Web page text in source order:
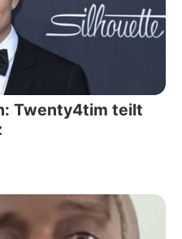
Twenty4tim teilt